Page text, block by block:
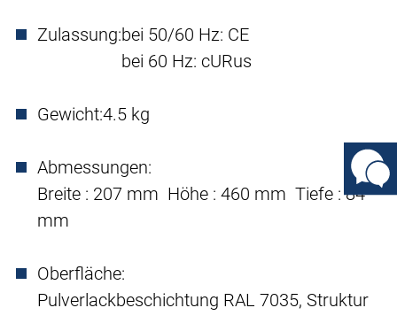
Zulassung:bei 50/60 Hz: CE
bei 60 Hz: cURus
Gewicht:4.5 kg
Abmessungen:
Breite : 207 mm Höhe : 460 mm Tiefe : 84
mm
Oberfläche:
Pulverlackbeschichtung RAL 7035, Struktur